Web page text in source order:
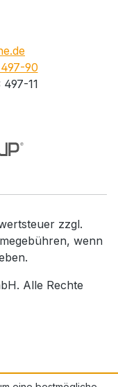
90
11
zzgl.
wenn
Alle Rechte